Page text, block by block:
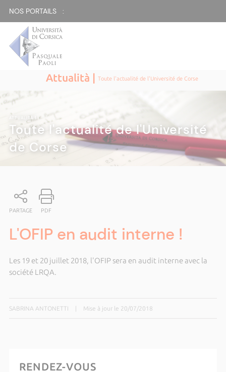
NOS PORTAILS :
Attualità |Toute l'actualité de l'Université de Corse
ATTUALITÀ|
Toute l'actualité de l'Université
de Corse
PARTAGE PDF
L'OFIP en audit interne !
Les 19 et 20 juillet 2018, l'OFIP sera en audit interne avec la
société LRQA.
SABRINA ANTONETTI Mise à jour le 20/07/2018
RENDEZ-VOUS